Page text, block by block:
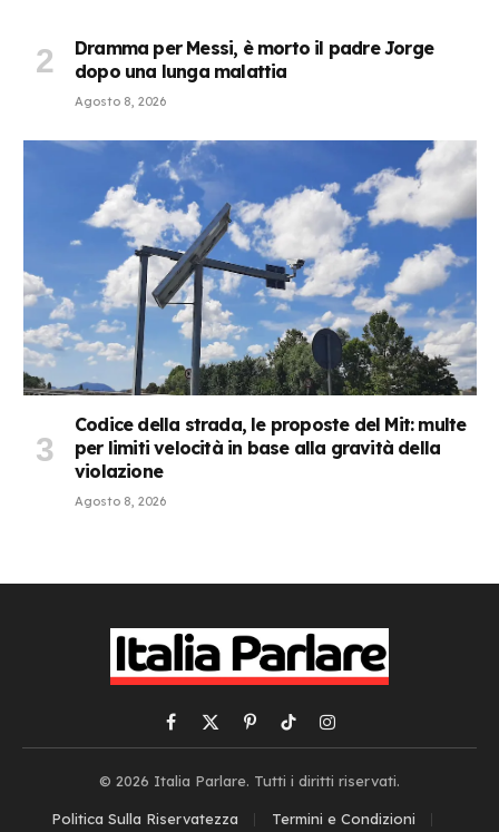
Dramma per Messi, è morto il padre Jorge
dopo una lunga malattia
Agosto 8, 2026
Codice della strada, le proposte del Mit: multe
per limiti velocità in base alla gravità della
violazione
Agosto 8, 2026
Facebook
X
PinterestTikTokInstagram
© 2026 Italia Parlare. Tutti i diritti riservati.
Politica Sulla Riservatezza
Termini e Condizioni